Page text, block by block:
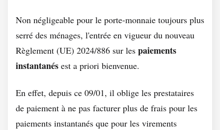
Non négligeable pour le porte-monnaie toujours plus
serré des ménages, l'entrée en vigueur du nouveau
Règlement (UE) 2024/886 sur les paiements
instantanés est a priori bienvenue.
En effet, depuis ce 09/01, il oblige les prestataires
de paiement à ne pas facturer plus de frais pour les
paiements instantanés que pour les virements